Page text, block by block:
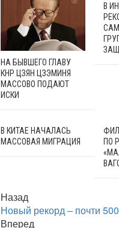
НА БЫВШЕГО ГЛАВУ
КНР ЦЗЯН ЦЗЭМИНЯ
МАССОВО ПОДАЮТ
ИСКИ
В
В КИТАЕ НАЧАЛАСЬ
МАССОВАЯ МИГРАЦИЯ
ПО
Назад
Новый рекорд – почти
Вперед